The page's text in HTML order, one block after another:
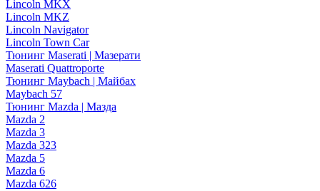
Lincoln MKX
Lincoln MKZ
Lincoln Navigator
Lincoln Town Car
Тюнинг Maserati | Мазерати
Maserati Quattroporte
Тюнинг Maybach | Майбах
Maybach 57
Тюнинг Mazda | Мазда
Mazda 2
Mazda 3
Mazda 323
Mazda 5
Mazda 6
Mazda 626